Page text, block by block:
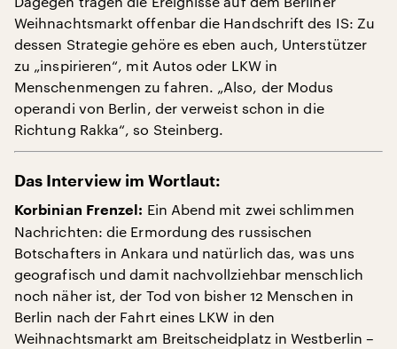
Weihnachtsmarkt offenbar die Handschrift des IS: Zu
dessen Strategie gehöre es eben auch, Unterstützer
zu „inspirieren“, mit Autos oder LKW in
Menschenmengen zu fahren. „Also, der Modus
operandi von Berlin, der verweist schon in die
Richtung Rakka“, so Steinberg.
Das Interview im Wortlaut:
Korbinian Frenzel: Ein Abend mit zwei schlimmen
Nachrichten: die Ermordung des russischen
Botschafters in Ankara und natürlich das, was uns
geografisch und damit nachvollziehbar menschlich
noch näher ist, der Tod von bisher 12 Menschen in
Berlin nach der Fahrt eines LKW in den
Weihnachtsmarkt am Breitscheidplatz in Westberlin –